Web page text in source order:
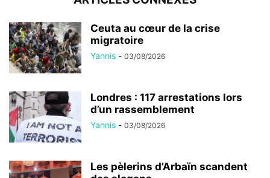
Ceuta au cœur de la crise
migratoire
Yannis - 03/08/2026
Londres : 117 arrestations lors
d’un rassemblement
Yannis - 03/08/2026
Les pèlerins d’Arbaïn scandent